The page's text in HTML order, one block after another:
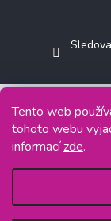
Tento web
tohoto webu
informacízde.
Copyright 2026